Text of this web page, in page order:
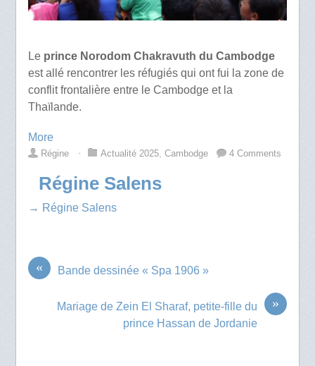
Leprince Norodom Chakravuth du Cambodge
est allé rencontrer les réfugiés qui ont fui la zone de
conflit frontalière entre le Cambodge et la
Thaïlande.
More
Régine ⋅ Actualité 2025, Cambodge 4 Comments
Régine Salens
→ Régine Salens
« Bande dessinée « Spa 1906 »
»
Mariage de Zein El Sharaf, petite-fille du
prince Hassan de Jordanie